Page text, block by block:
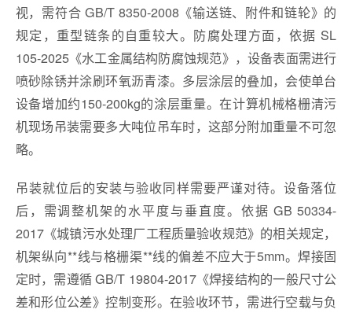
视，需符合 GB/T 8350-2008《输送链、附件和链轮》的
规定，重型链条的自重较大。防腐处理方面，依据 SL
105-2025《水工金属结构防腐蚀规范》，设备表面需进行
喷砂除锈并涂刷环氧沥青漆。多层涂层的叠加，会使单台
设备增加约150-200kg的涂层重量。在计算机械格栅清污
机现场吊装需要多大吨位吊车时，这部分附加重量不可忽
略。
吊装就位后的安装与验收同样需要严谨对待。设备落位
后，需调整机架的水平度与垂直度。依据 GB 50334-
2017《城镇污水处理厂工程质量验收规范》的相关规定，
机架纵向**线与格栅渠**线的偏差不应大于5mm。焊接固
定时，需遵循 GB/T 19804-2017《焊接结构的一般尺寸公
差和形位公差》控制变形。在验收环节，需进行空载与负